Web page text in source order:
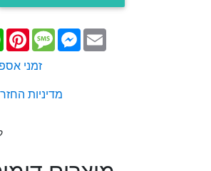
WhatsApp
PinterestMessageMessenger
זמני
מדיניות